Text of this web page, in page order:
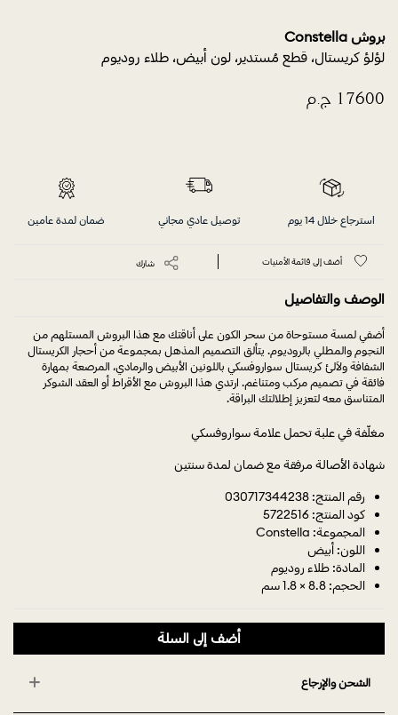
بروش Constella
لؤلؤ كريستال، قطع مُستدير، لون أبيض، طلاء روديوم
استرجاع خلال 14 يوم توصيل عادي مجاني ضمان لمدة عامين
أضف إلى قائمة الأمنيات شارك
الوصف والتفاصيل
أضفي لمسة مستوحاة من سحر الكون على أناقتك مع هذا البروش المستلهم من
النجوم والمطلي بالروديوم. يتألق التصميم المذهل بمجموعة من أحجار الكريستال
الشفافة ولآلئ كريستال سواروفسكي باللونين الأبيض والرمادي، المرصعة بمهارة
فائقة في تصميم مركب ومتناغم. ارتدي هذا البروش مع الأقراط أو العقد الشوكر
المتناسق معه لتعزيز إطلالتك البراقة.
مغلّفة في علبة تحمل علامة سواروفسكي
شهادة الأصالة مرفقة مع ضمان لمدة سنتين
رقم المنتج: 030717344238
كود المنتج: 5722516
المجموعة: Constella
اللون: أبيض
المادة: طلاء روديوم
الحجم: 8.8 × 1.8 سم
أضف إلى السلة
الشحن والإرجاع